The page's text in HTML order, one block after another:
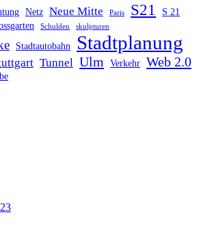
Netz Neue Mitte Paris S21 S 21
Schulden skulpturen
Stadtautobahn Stadtplanung
Tunnel Ulm Verkehr Web 2.0